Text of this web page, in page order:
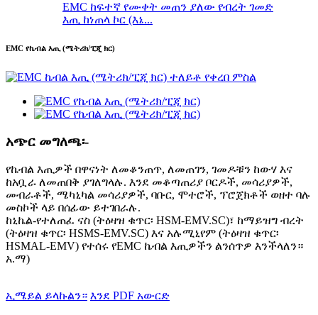
EMC ከፍተኛ የሙቀት መጠን ያለው የብረት ገመድ
እጢ ከነጠላ ኮር (እኔ...
EMC የኬብል እጢ (ሜትሪክ/ፒጂ ክር)
አጭር መግለጫ፡-
የኬብል እጢዎች በዋናነት ለመቆንጠጥ, ለመጠገን, ገመዶቹን ከውሃ እና
ከአቧራ ለመጠበቅ ያገለግላሉ. እንደ መቆጣጠሪያ ቦርዶች, መሳሪያዎች,
መብራቶች, ሜካኒካል መሳሪያዎች, ባቡር, ሞተሮች, ፕሮጀክቶች ወዘተ ባሉ
መስኮች ላይ በሰፊው ይተገበራሉ.
ከኒኬል-የተለጠፈ ናስ (ትዕዛዝ ቁጥር፡ HSM-EMV.SC)፣ ከማይዝግ ብረት
(ትዕዛዝ ቁጥር፡ HSMS-EMV.SC) እና አሉሚኒየም (ትዕዛዝ ቁጥር፡
HSMAL-EMV) የተሰሩ የEMC ኬብል እጢዎችን ልንሰጥዎ እንችላለን።
አ.ማ)
ኢሜይል ይላኩልን። እንደ PDF አውርድ